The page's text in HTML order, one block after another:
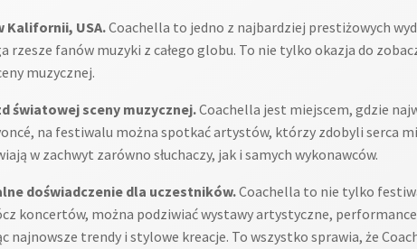
Kalifornii, USA.Coachella to jedno z najbardziej prestiżowych
rzesze fanów muzyki z całego globu. To nie tylko okazja do
muzycznej.
światowej sceny muzycznej.Coachella jest miejscem, gdzie
na festiwalu można spotkać artystów, którzy zdobyli serca
w zachwyt zarówno słuchaczy, jak i samych wykonawców.
doświadczenie dla uczestników.Coachella to nie tylko
koncertów, można podziwiać wystawy artystyczne,
trendy i stylowe kreacje. To wszystko sprawia, że